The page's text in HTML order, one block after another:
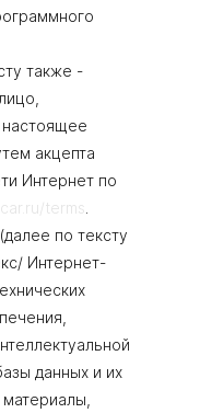
также -
акцепта
Интернет по
terms
(далее по тексту
Интернет-
данных и их